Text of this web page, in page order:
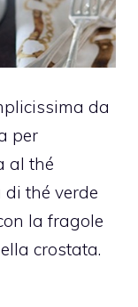
da
per
al thé
thé verde
la fragole
crostata.